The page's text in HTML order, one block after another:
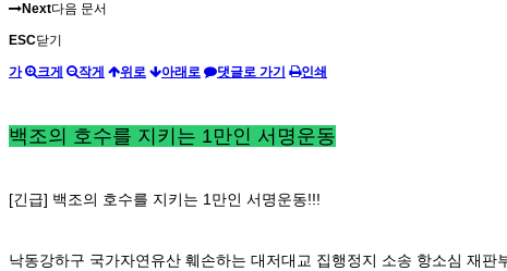
Next다음 문서
ESC닫기
가 크게 작게 위로 아래로 댓글로 가기 인쇄
백조의 호수를 지키는 1만인 서명운동
[긴급] 백조의 호수를 지키는 1만인 서명운동!!!
낙동강하구 국가자연유산 훼손하는 대저대교 집행정지 소송 항소심 재